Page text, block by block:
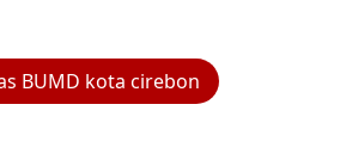
BUMD kota cirebon